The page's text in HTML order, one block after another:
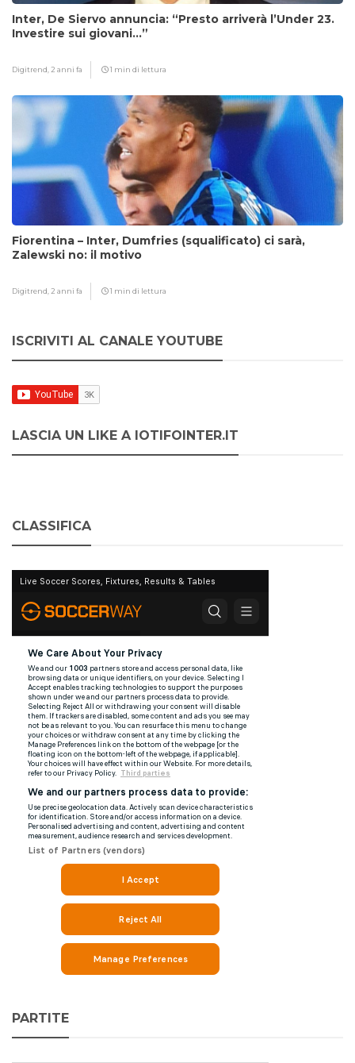
Inter, De Siervo annuncia: “Presto arriverà l’Under 23.
Investire sui giovani…”
Digitrend, 2 anni fa 1 min di lettura
Fiorentina – Inter, Dumfries (squalificato) ci sarà,
Zalewski no: il motivo
Digitrend, 2 anni fa 1 min di lettura
ISCRIVITI AL CANALE YOUTUBE
LASCIA UN LIKE A IOTIFOINTER.IT
CLASSIFICA
PARTITE